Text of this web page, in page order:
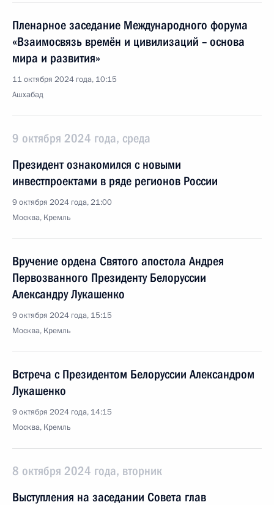
Пленарное заседание Международного форума
«Взаимосвязь времён и цивилизаций – основа
мира и развития»
11 октября 2024 года, 10:15
Ашхабад
9 октября 2024 года, среда
Президент ознакомился с новыми
инвестпроектами в ряде регионов России
9 октября 2024 года, 21:00
Москва, Кремль
Вручение ордена Святого апостола Андрея
Первозванного Президенту Белоруссии
Александру Лукашенко
9 октября 2024 года, 15:15
Москва, Кремль
Встреча с Президентом Белоруссии Александром
Лукашенко
9 октября 2024 года, 14:15
Москва, Кремль
8 октября 2024 года, вторник
Выступления на заседании Совета глав